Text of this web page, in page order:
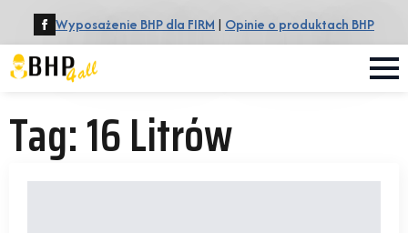
Wyposażenie BHP dla FIRM | Opinie o produktach BHP
Tag:16 Litrów